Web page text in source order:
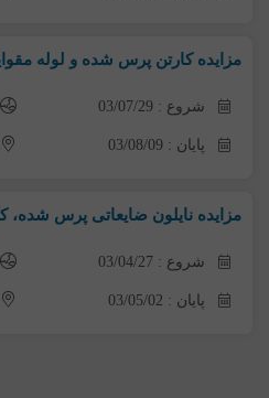
مزایده کارتن پرس شده و لوله
شروع : 03/07/29
پایان : 03/08/09
مزایده نایلون ضایعاتی پرس
شروع : 03/04/27
پایان : 03/05/02